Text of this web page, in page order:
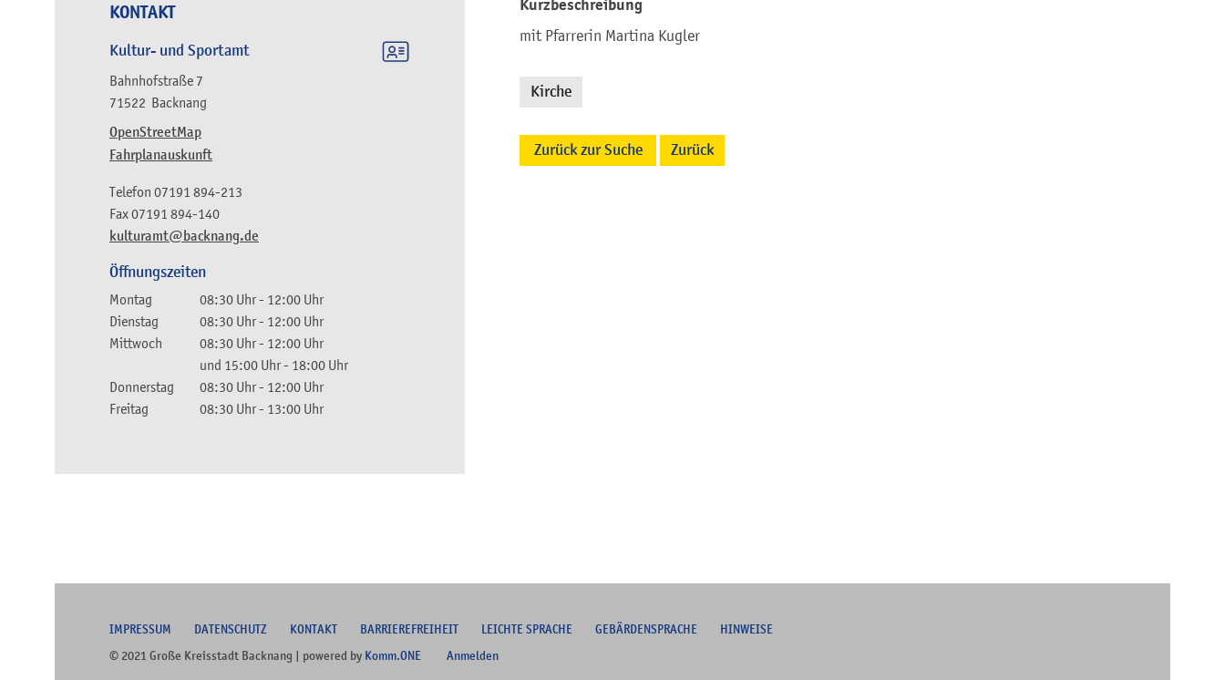
KONTAKT
Kultur- und Sportamt
Bahnhofstraße 7
71522 Backnang
OpenStreetMap
Fahrplanauskunft
kulturamt@backnang.de
Telefon 07191 894-213
Fax07191 894-140
Öffnungszeiten
Montag 08:30 Uhr- 12:00 Uhr
Dienstag
08:30 Uhr- 12:00 Uhr
Mittwoch
08:30 Uhr- 12:00 Uhr
und 15:00 Uhr- 18:00 Uhr
Donnerstag
08:30 Uhr- 12:00 Uhr
Freitag
08:30 Uhr- 13:00 Uhr
Kurzbeschreibung
mit Pfarrerin Martina Kugler
Kirche
Zurück zur Suche Zurück
IMPRESSUM DATENSCHUTZ KONTAKT BARRIEREFREIHEIT LEICHTE SPRACHE GEBÄRDENSPRACHE
HINWEISE
© 2021 Große Kreisstadt Backnang | powered by Komm.ONE Anmelden